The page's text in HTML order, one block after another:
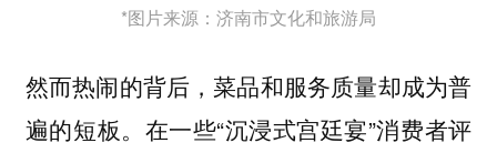
*图片来源：济南市文化和旅游局
然而热闹的背后，菜品和服务质量却成为普
遍的短板。在一些“沉浸式宫廷宴”消费者评